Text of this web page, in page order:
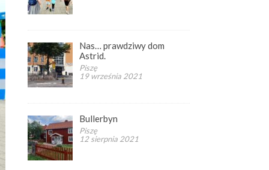
Nas… prawdziwy dom
Astrid.
Piszę
19 września 2021
Bullerbyn
Piszę
12 sierpnia 2021